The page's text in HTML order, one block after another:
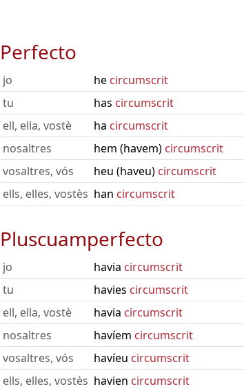
Perfecto
jo he circumscrit
tu
has circumscrit
ell, ella, vostè
ha circumscrit
nosaltres
hem (havem) circumscrit
vosaltres, vós
heu (haveu) circumscrit
ells, elles, vostès han circumscrit
Pluscuamperfecto
jo havia circumscrit
tu
havies circumscrit
ell, ella, vostè
havia circumscrit
nosaltres
havíem circumscrit
vosaltres, vós
havíeu circumscrit
ells, elles, vostès havien circumscrit